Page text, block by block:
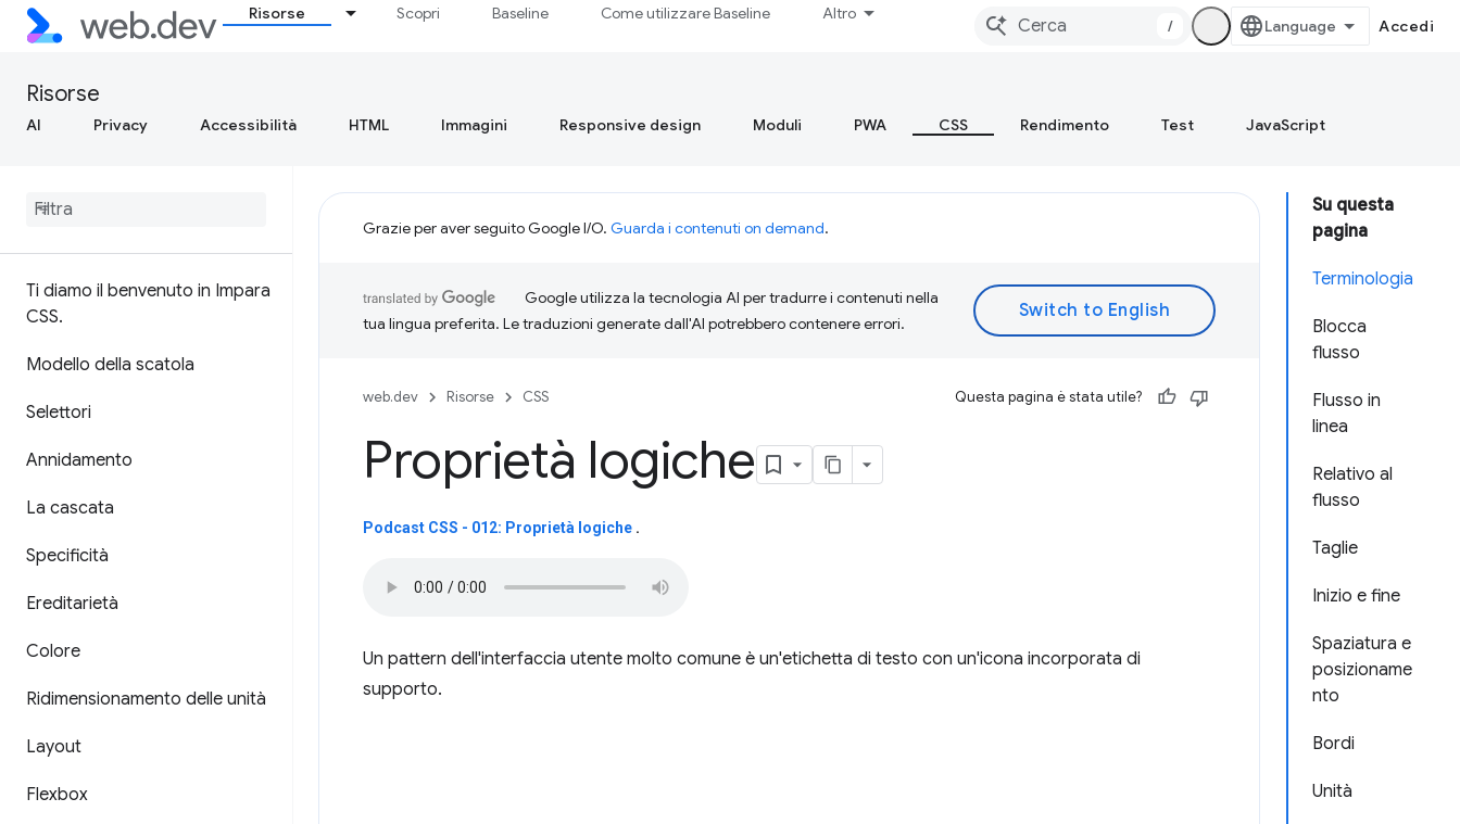
Risorse Scopri Baseline Come utilizzare Baseline Altro
/ Accedi
Risorse
AI Privacy Accessibilità HTML Immagini Responsive design Moduli PWA CSS Rendimento Test JavaScript
Ti diamo il benvenuto in Impara
CSS.
Modello della scatola
Selettori
Annidamento
La cascata
Specificità
Ereditarietà
Colore
Ridimensionamento delle unità
Layout
Flexbox
Su questa
pagina
Terminologia
Blocca
flusso
Flusso in
linea
Relativo al
flusso
Taglie
Inizio e fine
Spaziatura e
posizioname
nto
Bordi
Unità
Grazie per aver seguito Google I/O. Guarda i contenuti on demand.
Google utilizza la tecnologia AI per tradurre i contenuti nella
tua lingua preferita. Le traduzioni generate dall'AI potrebbero contenere errori.
web.dev Risorse CSS Questa pagina è stata utile?
Proprietà logiche
Podcast CSS - 012: Proprietà logiche .
Un pattern dell'interfaccia utente molto comune è un'etichetta di testo con un'icona incorporata di
supporto.